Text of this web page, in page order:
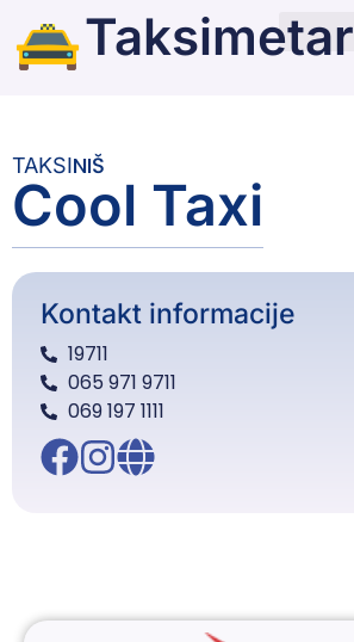
Taksimetar
TAKSINIŠ
Cool Taxi
Kontakt informacije
19711
065 971 9711
069 197 1111